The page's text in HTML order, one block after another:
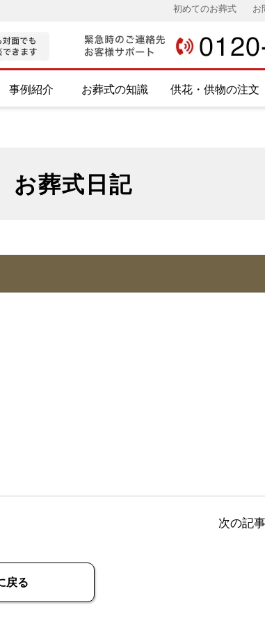
初めてのお葬式 お
事例紹介 お葬式の知識 供花・供物の注文
お葬式日記
次の記
戻る